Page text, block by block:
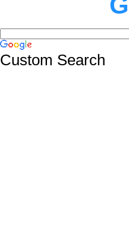
Custom Search